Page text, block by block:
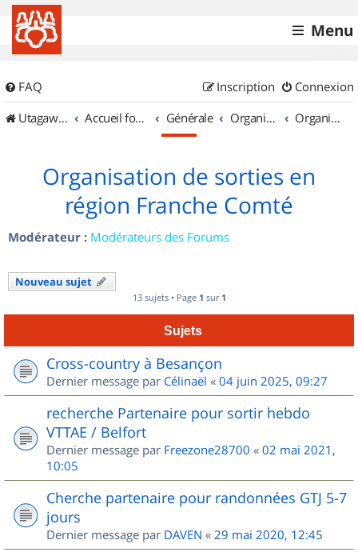
Menu
FAQ Connexion
Inscription
UtagawaVTT (Randos VTT et VTTAE avec traces GPS)
Accueil forum Générale Organisation de sorties & Recherche de partenaires Organisation de sorties en région Franche Comté
Organisation de sorties en
région Franche Comté
Modérateur : Modérateurs des Forums
Nouveau sujet
13 sujets • Page 1 sur 1
Sujets
Cross-country à Besançon
Dernier message par Célinaël « 04 juin 2025, 09:27
recherche Partenaire pour sortir hebdo
VTTAE / Belfort
Dernier message par Freezone28700 « 02 mai 2021,
10:05
Cherche partenaire pour randonnées GTJ 5-7
jours
Dernier message par DAVEN « 29 mai 2020, 12:45